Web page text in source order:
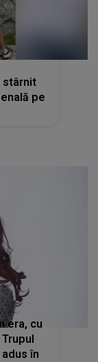
stârnit
pe
era, cu
în